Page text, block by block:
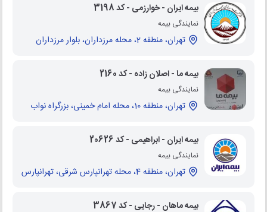
بیمه ایران - خوارزمی - کد 3198
نمایندگی بیمه
تهران، منطقه 2، محله مرزداران، بلوار مرزداران
بیمه ما - اصلان زاده - کد 2160
نمایندگی بیمه
تهران، منطقه 10، محله امام خمینی، بزرگراه نواب
بیمه ایران - ابراهیمی - کد 20626
نمایندگی بیمه
تهران، منطقه 4، محله تهرانپارس شرقی، تهرانپارس
بیمه ماهان - رجایی - کد 3867